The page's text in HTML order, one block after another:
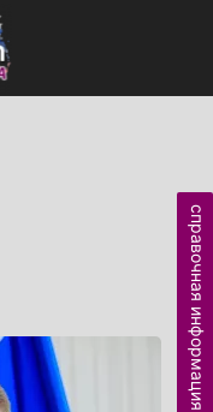
справочная информация